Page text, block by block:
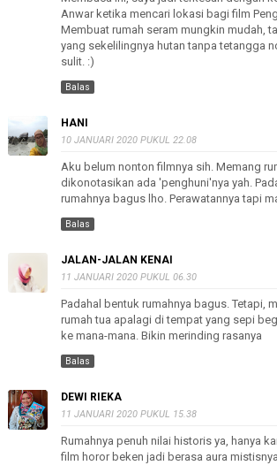
Anwar ketika mencari lokasi bagi film
Membuat rumah seram mungkin mudah,
yang sekelilingnya hutan tanpa tetangga
sulit. :)
Balas
HANI
10 JANUARI 2020 PUKUL 22.08
Aku belum nonton filmnya sih. Memang
dikonotasikan ada 'penghuni'nya yah.
rumahnya bagus lho. Perawatannya tapi
Balas
JALAN-JALAN KENAI
11 JANUARI 2020 PUKUL 06.30
Padahal bentuk rumahnya bagus. Tetapi,
rumah tua apalagi di tempat yang sepi
ke mana-mana. Bikin merinding rasanya
Balas
DEWI RIEKA
11 JANUARI 2020 PUKUL 15.38
Rumahnya penuh nilai historis ya, hanya
film horor beken jadi berasa aura